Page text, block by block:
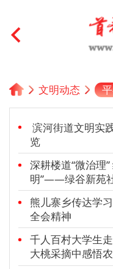
首页
文明创建
文明实践
文明培育
未成年人思想道德
榜样人物
身边好人
文明动态
滨河街道文明实
览
深耕楼道“微治理
明”——绿谷新苑
建典型经验做法
熊儿寨乡传达学
全会精神
千人百村大学生
大桃采摘中感悟